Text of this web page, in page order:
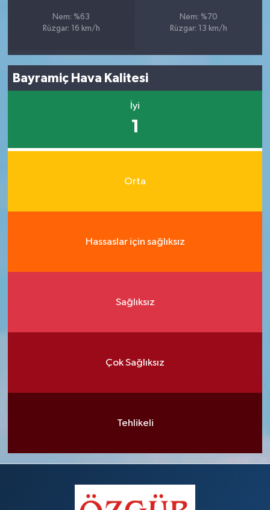
Nem: %63
Rüzgar: 16 km/h
Nem: %70
Rüzgar: 13 km/h
Bayramiç Hava Kalitesi
İyi
1
Orta
Hassaslar için sağlıksız
Sağlıksız
Çok Sağlıksız
Tehlikeli